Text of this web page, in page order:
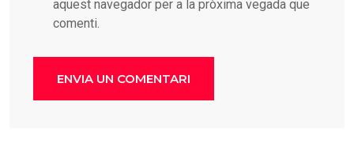
aquest navegador per a la pròxima vegada que
comenti.